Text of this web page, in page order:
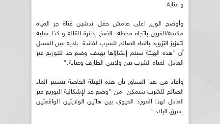
و عنابة.
وأوضح الوزير اعلى هامش حفل تدشين قناة جر المياه
مكسة/الفرين باتجاه محطة الضخ بدائرة القالة و كذا عملية
لتعزيز التزويد بالماء الصالح للشرب لفائدة بلدية عين العسل
أن "هذه الهيئة سيتم إنشاؤها بهدف وضع حد للتوزيع غير
العادل لمياه الشرب بين ولايتي الطارف وعنابة."
وأفاد في هذا السياق بأن هذه الهيئة الخاصة بتسيير الماء
الصالح للشرب ستمكن من "وضع حد لإشكالية التوزيع غير
العادل لهذا المورد الحيوي بين هاتين الولايتين الواقعتين
بشرق البلاد."